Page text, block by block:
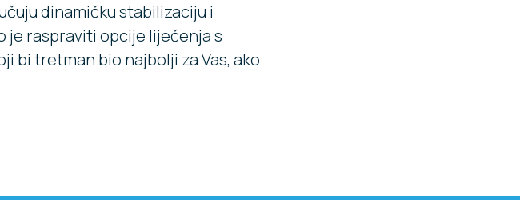
dinamičku stabilizaciju i
je raspraviti opcije liječenja s
bi tretman bio najbolji za Vas, ako